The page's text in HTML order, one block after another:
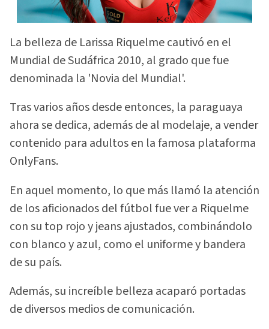
La belleza de Larissa Riquelme cautivó en el
Mundial de Sudáfrica 2010, al grado que fue
denominada la 'Novia del Mundial'.
Tras varios años desde entonces, la paraguaya
ahora se dedica, además de al modelaje, a vender
contenido para adultos en la famosa plataforma
OnlyFans.
En aquel momento, lo que más llamó la atención
de los aficionados del fútbol fue ver a Riquelme
con su top rojo y jeans ajustados, combinándolo
con blanco y azul, como el uniforme y bandera
de su país.
Además, su increíble belleza acaparó portadas
de diversos medios de comunicación.